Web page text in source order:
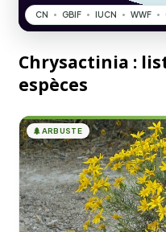
Chrysactinia :
espèces
🌲ARBUSTE